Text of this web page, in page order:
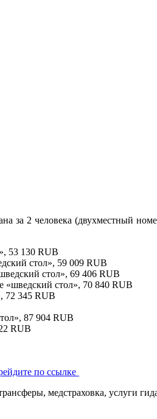
за 2 человека (двухместный
53 130 RUB
стол», 59 009 RUB
стол», 69 406 RUB
«шведский стол», 70 840 RUB
72 345 RUB
87 904 RUB
RUB
по ссылке
медстраховка, услуги